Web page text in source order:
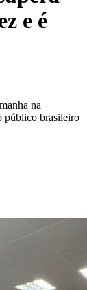
e é
na
público brasileiro